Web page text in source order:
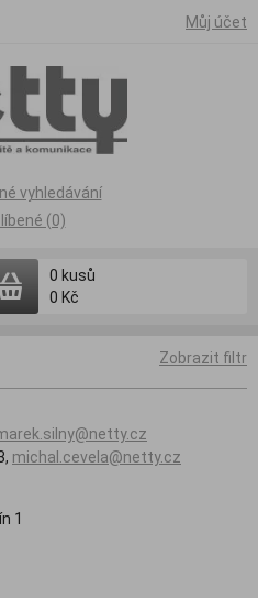
Můj účet
0 kusů
0 Kč
vyhledávání
(0)
Zobrazit filtr
michal.cevela@netty.cz
1